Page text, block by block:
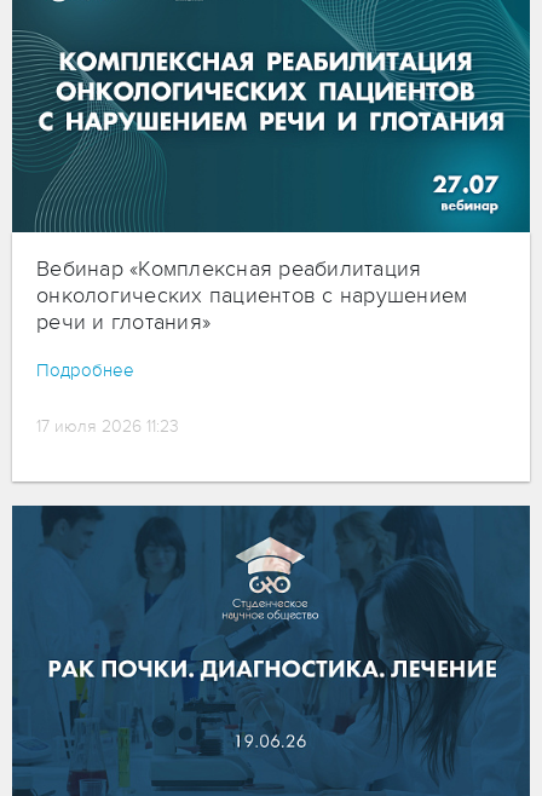
Вебинар «Комплексная реабилитация
онкологических пациентов с нарушением
речи и глотания»
Подробнее
17 июля 2026 11:23